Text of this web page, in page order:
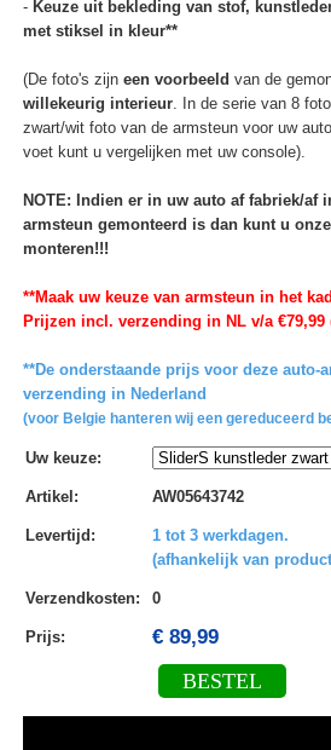
- Keuze uit bekleding van stof,
met stiksel in kleur**
(De foto's zijn een voorbeeld van de
willekeurig interieur. In de serie van 8
zwart/wit foto van de armsteun voor uw
voet kunt u vergelijken met uw console).
NOTE: Indien er in uw auto af fabriek/af
armsteun gemonteerd is dan kunt u
monteren!!!
**Maak uw keuze van armsteun in het
Prijzen incl. verzending in NL v/a
**De onderstaande prijs voor deze auto-
verzending in Nederland
(voor Belgie hanteren wij een gereduceerd
Uw keuze:
Artikel : AW05643742
Levertijd :
1 tot 3 werkdagen.
(afhankelijk van
Verzendkosten: 0
Prijs: € 89,99
BESTEL